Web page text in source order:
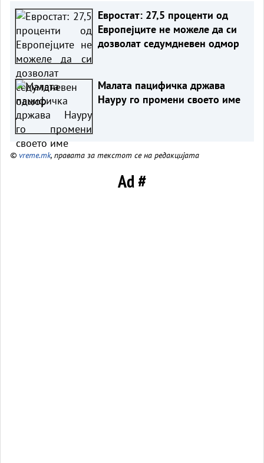
Евростат: 27,5 проценти од
Европејците не можeле да си
дозволат седумдневен одмор
Малата пацифичка држава
Науру го промени своето име
© vreme.mk, правата за текстот се на редакцијата
Ad #